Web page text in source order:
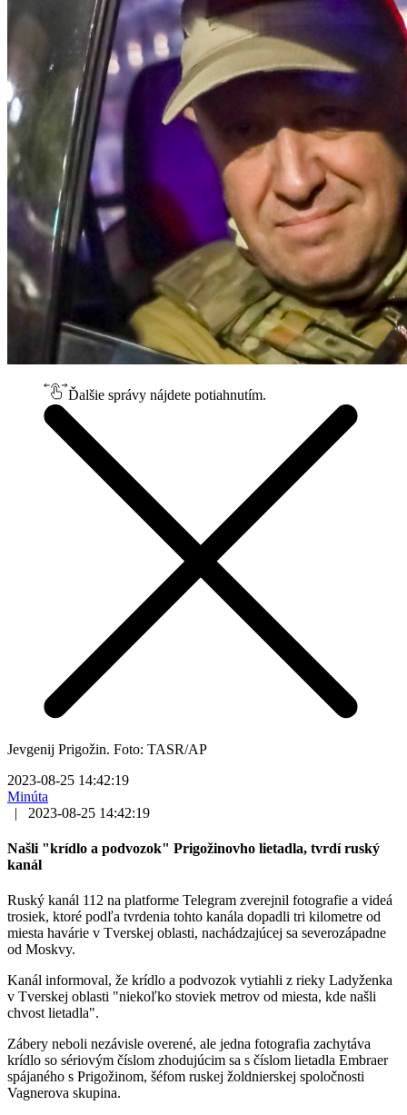
Ďalšie správy nájdete potiahnutím.
Jevgenij Prigožin. Foto: TASR/AP
2023-08-25 14:42:19
Minúta
|
2023-08-25 14:42:19
Našli "krídlo a podvozok" Prigožinovho lietadla, tvrdí ruský
kanál
Ruský kanál 112 na platforme Telegram zverejnil fotografie a videá
trosiek, ktoré podľa tvrdenia tohto kanála dopadli tri kilometre od
miesta havárie v Tverskej oblasti, nachádzajúcej sa severozápadne
od Moskvy.
Kanál informoval, že krídlo a podvozok vytiahli z rieky Ladyženka
v Tverskej oblasti "niekoľko stoviek metrov od miesta, kde našli
chvost lietadla".
Zábery neboli nezávisle overené, ale jedna fotografia zachytáva
krídlo so sériovým číslom zhodujúcim sa s číslom lietadla Embraer
spájaného s Prigožinom, šéfom ruskej žoldnierskej spoločnosti
Vagnerova skupina.